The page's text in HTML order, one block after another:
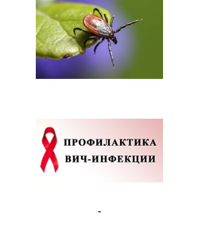
-